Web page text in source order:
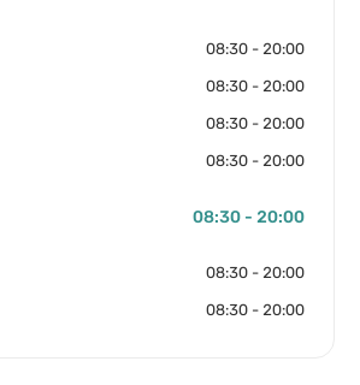
08:30 - 20:00
08:30 - 20:00
08:30 - 20:00
08:30 - 20:00
08:30 - 20:00
08:30 - 20:00
08:30 - 20:00